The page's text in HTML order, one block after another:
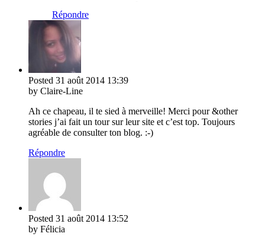
Répondre
Posted 31 août 2014 13:39
by Claire-Line
Ah ce chapeau, il te sied à merveille! Merci pour &other
stories j’ai fait un tour sur leur site et c’est top. Toujours
agréable de consulter ton blog. :-)
Répondre
Posted 31 août 2014 13:52
by Félicia